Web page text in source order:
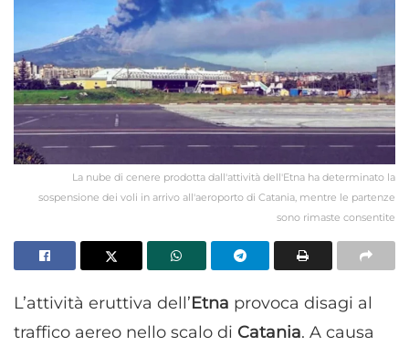
La nube di cenere prodotta dall'attività dell'Etna ha determinato la
sospensione dei voli in arrivo all'aeroporto di Catania, mentre le partenze
sono rimaste consentite
L’attività eruttiva dell’Etna provoca disagi al
traffico aereo nello scalo di Catania. A causa